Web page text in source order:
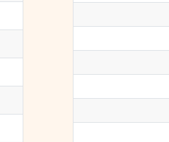
広循環線 - 道北バス（株）
キー場線 - 道北バス（株）
山橋線 - 道北バス（株）
光台線 - 道北バス（株）
（13号） - 道北バス（株）